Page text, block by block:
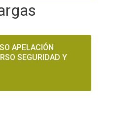
APELACIÓN
SEGURIDAD Y